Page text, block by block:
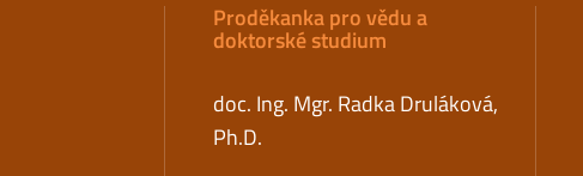
Proděkanka pro vědu a
doktorské studium
doc. Ing. Mgr. Radka Druláková,
Ph.D.